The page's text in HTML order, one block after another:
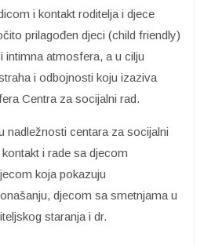
i kontakt roditelja i djece
prilagođen djeci (child friendly)
intimna atmosfera, a u cilju
i odbojnosti koju izaziva
Centra za socijalni rad.
nadležnosti centara za socijalni
i rade sa djecom
koja pokazuju
djecom sa smetnjama u
staranja i dr.